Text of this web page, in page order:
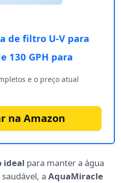
de filtro U-V para
130 GPH para
e o preço atual
na Amazon
ideal para manter a água
a AquaMiracle